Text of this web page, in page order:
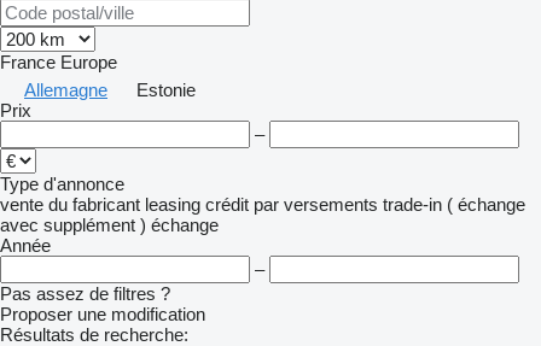
France Europe
Allemagne
Estonie
Prix
–
Type d'annonce
vente du fabricant leasing crédit par versements trade-in ( échange
avec supplément ) échange
Année
–
Pas assez de filtres ?
Proposer une modification
Résultats de recherche: